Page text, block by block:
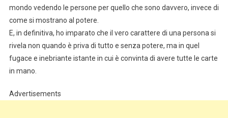
mondo vedendo le persone per quello che sono davvero, invece di
come si mostrano al potere.
E, in definitiva, ho imparato che il vero carattere di una persona si
rivela non quando è priva di tutto e senza potere, ma in quel
fugace e inebriante istante in cui è convinta di avere tutte le carte
in mano.
Advertisements